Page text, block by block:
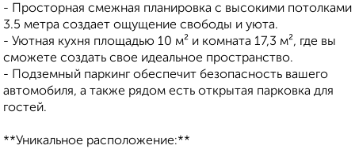
- Просторная смежная планировка с высокими потолками
3.5 метра создает ощущение свободы и уюта.
- Уютная кухня площадью 10 м² и комната 17,3 м², где вы
сможете создать свое идеальное пространство.
- Подземный паркинг обеспечит безопасность вашего
автомобиля, а также рядом есть открытая парковка для
гостей.
**Уникальное расположение:**